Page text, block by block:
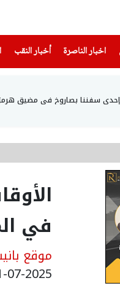
اخبار الناصرة
(current) أخبار النقب
سفننا بصاروخ في مضيق هرمز
في
موقع
2025 14:03:11